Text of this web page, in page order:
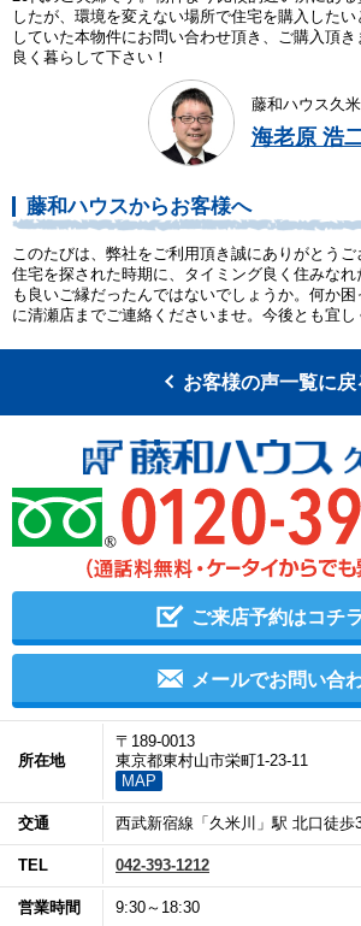
したが、環境を変えない場所で住宅を購入した
していた本物件にお問い合わせ頂き、ご購入頂
良く暮らして下さい！
藤和ハウス久
海老原 浩
藤和ハウスからお客様へ
このたびは、弊社をご利用頂き誠にありがとう
住宅を探された時期に、タイミング良く住みな
も良いご縁だったんではないでしょうか。何か
に清瀬店までご連絡くださいませ。今後とも宜し
お客様の声一覧に戻
ご来店予約はコチ
メールでお問い合
所在地
〒189-0013
東京都東村山市栄町1-23-11
MAP
交通 西武新宿線「久米川」駅 北口徒歩
TEL 042-393-1212
営業時間 9:30～18:30